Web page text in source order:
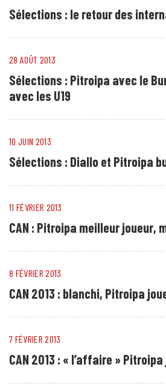
Sélections : le retour des
28 AOÛT 2013
Sélections : Pitroipa avec le
avec les U19
10 JUIN 2013
Sélections : Diallo et Pitroipa
11 FÉVRIER 2013
CAN : Pitroipa meilleur joueur,
8 FÉVRIER 2013
CAN 2013 : blanchi, Pitroipa
7 FÉVRIER 2013
CAN 2013 : « l’affaire »